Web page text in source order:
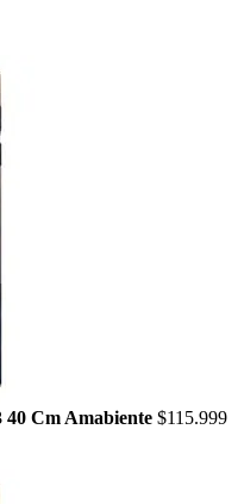
40 Cm Amabiente $115.999